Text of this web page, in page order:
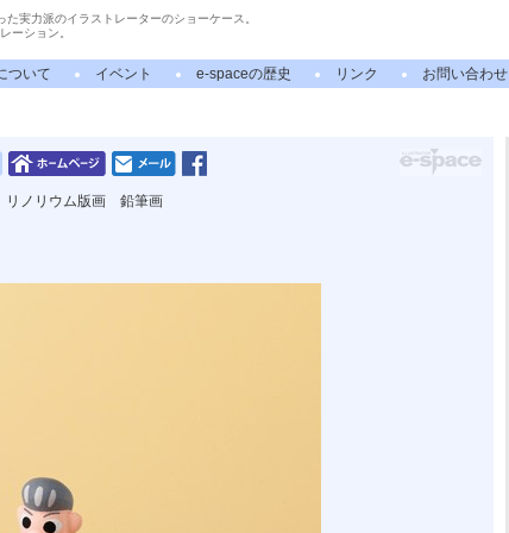
実力派のイラストレーターのショーケース。
ーション。
ついて イベント e-spaceの歴史 リンク お問い合わせ
ノリウム版画 鉛筆画